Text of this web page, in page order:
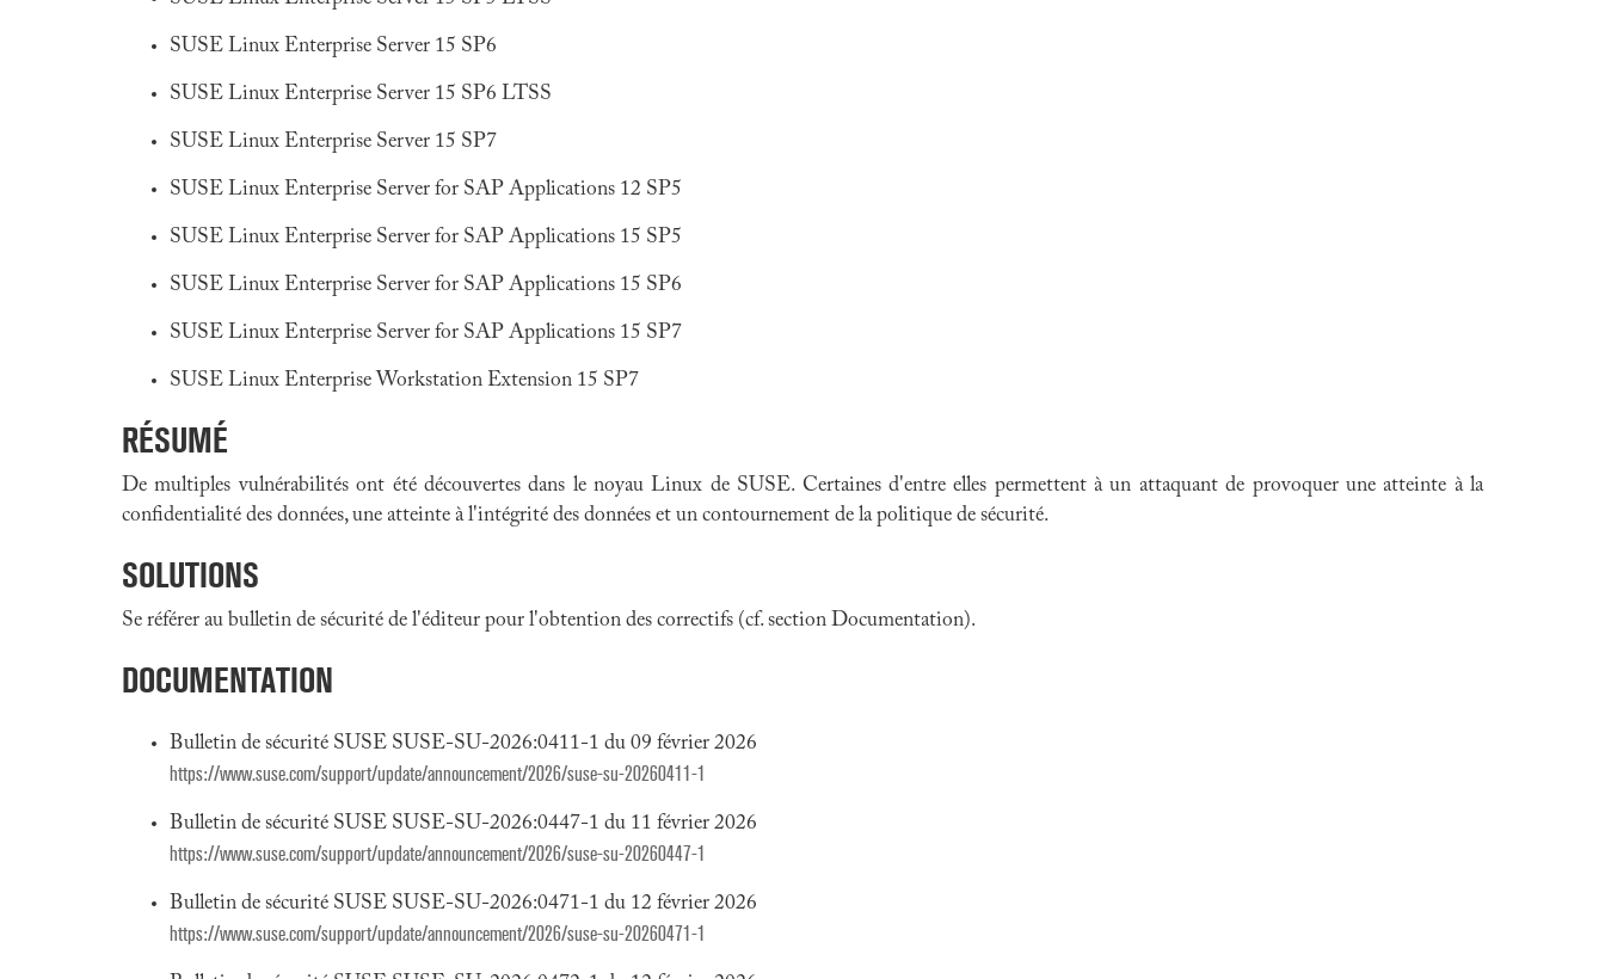
SUSE Linux Enterprise Server 15 SP6
SUSE Linux Enterprise Server 15 SP6 LTSS
SUSE Linux Enterprise Server 15 SP7
SUSE Linux Enterprise Server for SAP Applications 12 SP5
SUSE Linux Enterprise Server for SAP Applications 15 SP5
SUSE Linux Enterprise Server for SAP Applications 15 SP6
SUSE Linux Enterprise Server for SAP Applications 15 SP7
SUSE Linux Enterprise Workstation Extension 15 SP7
RÉSUMÉ
De multiples vulnérabilités ont été découvertes dans le noyau Linux de SUSE. Certaines d'entre elles permettent à un attaquant de provoquer une atteinte à la
confidentialité des données, une atteinte à l'intégrité des données et un contournement de la politique de sécurité.
SOLUTIONS
Se référer au bulletin de sécurité de l'éditeur pour l'obtention des correctifs (cf. section Documentation).
DOCUMENTATION
Bulletin de sécurité SUSE SUSE-SU-2026:0411-1 du 09 février 2026
https://www.suse.com/support/update/announcement/2026/suse-su-20260411-1
Bulletin de sécurité SUSE SUSE-SU-2026:0447-1 du 11 février 2026
https://www.suse.com/support/update/announcement/2026/suse-su-20260447-1
Bulletin de sécurité SUSE SUSE-SU-2026:0471-1 du 12 février 2026
https://www.suse.com/support/update/announcement/2026/suse-su-20260471-1